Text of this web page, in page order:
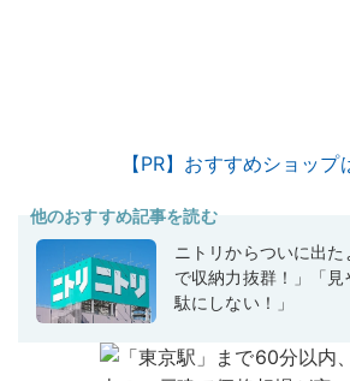
【PR】おすすめショップ
他のおすすめ記事を読む
ニトリからついに出
で収納力抜群！」「
駄にしない！」